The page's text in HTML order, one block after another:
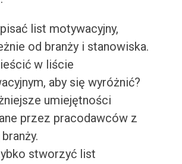
list motywacyjny,
od branży i stanowiska.
w liście
aby się wyróżnić?
umiejętności
przez pracodawców z
stworzyć list